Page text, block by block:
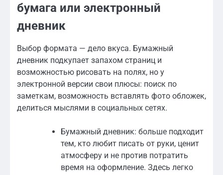
бумага или электронный
дневник
Выбор формата — дело вкуса. Бумажный
дневник подкупает запахом страниц и
возможностью рисовать на полях, но у
электронной версии свои плюсы: поиск по
заметкам, возможность вставлять фото обложек,
делиться мыслями в социальных сетях.
Бумажный дневник: больше подходит
тем, кто любит писать от руки, ценит
атмосферу и не против потратить
время на оформление. Здесь легко